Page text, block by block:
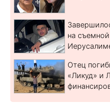
на
Отец
«Ликуд» и